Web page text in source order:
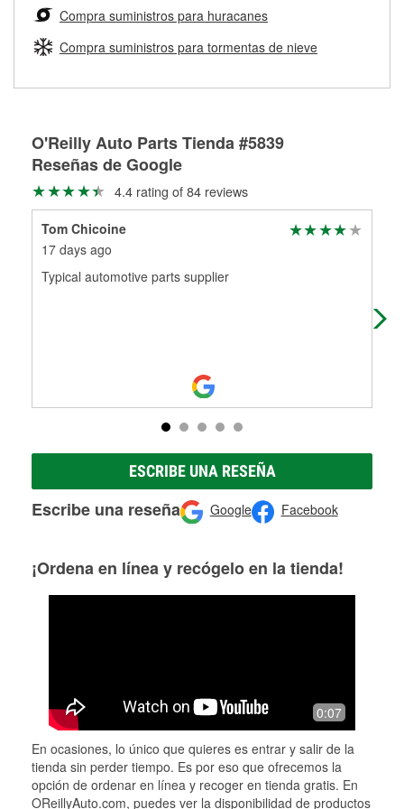
Más información sobre el Programa de Préstamo de
Herramientas de O'Reilly
medirán tus tambores o discos para determinar si pueden
ser rectificados con seguridad. Si tus tambores o discos no
pueden ser reutilizados, podemos ayudarte a encontrar las
partes de reemplazo correctas para tu reparación.
Rectificación de tambores y discos de freno
Compra suministros para huracanes
Compra suministros para tormentas de nieve
O'Reilly Auto Parts Tienda #5839
Reseñas de Google
4.4 rating of 84 reviews
Tom Chicoine
17 days ago
Typical automotive parts supplier
ESCRIBE UNA RESEÑA
Escribe una reseña Google Facebook
¡Ordena en línea y recógelo en la tienda!
0:07
En ocasiones, lo único que quieres es entrar y salir de la
tienda sin perder tiempo. Es por eso que ofrecemos la
opción de ordenar en línea y recoger en tienda gratis. En
OReillyAuto.com, puedes ver la disponibilidad de productos